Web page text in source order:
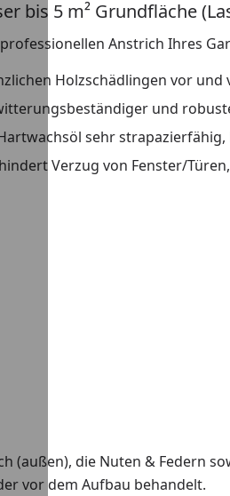
bis 5 m² Grundfläche
Anstrich Ihres
Holzschädlingen vor
und
sehr
Verzug von Fenster/
(außen), die Nuten & Federn
vor dem Aufbau behandelt.